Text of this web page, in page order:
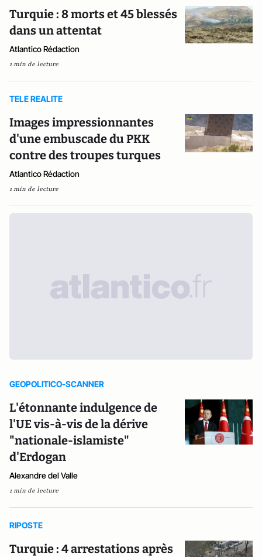
Turquie : 8 morts et 45 blessés
dans un attentat
Atlantico Rédaction
1 min de lecture
TELE REALITE
Images impressionnantes
d'une embuscade du PKK
contre des troupes turques
Atlantico Rédaction
1 min de lecture
GEOPOLITICO-SCANNER
L'étonnante indulgence de
l'UE vis-à-vis de la dérive
"nationale-islamiste"
d'Erdogan
Alexandre del Valle
1 min de lecture
RIPOSTE
Turquie : 4 arrestations après